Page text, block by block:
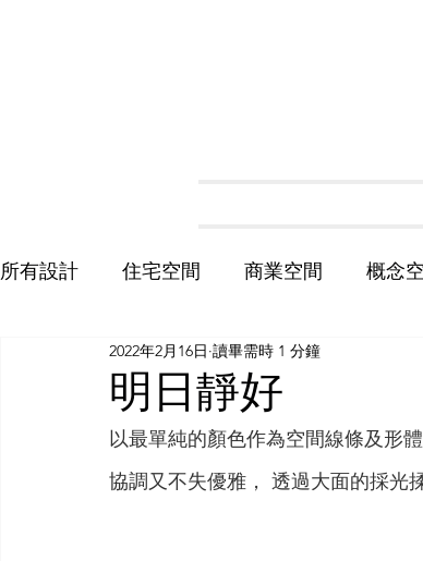
所有設計 住宅空間 商業空間 概念
明日靜好
2022年2月16日 讀畢需時 1 分鐘
以最單純的顏色作為空間線條及形
協調又不失優雅， 透過大面的採光